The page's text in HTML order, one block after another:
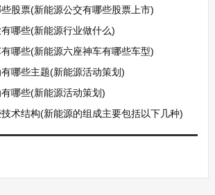
股票(新能源公交有哪些股票上市)
哪些(新能源行业做什么)
哪些(新能源六座神车有哪些车型)
哪些主题(新能源活动策划)
哪些(新能源活动策划)
术结构(新能源的组成主要包括以下几种)